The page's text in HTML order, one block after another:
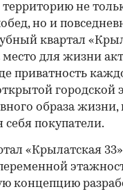
территорию не
но и
квартал
место для жизни
приватность
городской
образа
покупатели.
«Крылатская 33»
концепцию